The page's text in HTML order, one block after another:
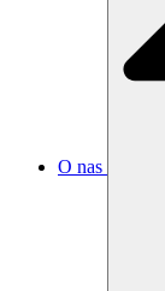
O nas